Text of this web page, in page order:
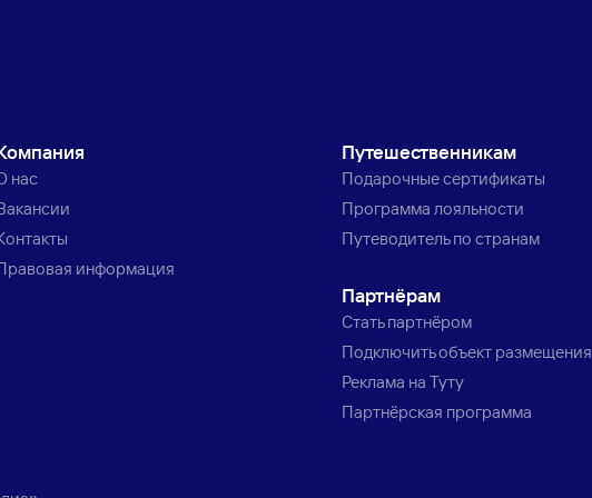
нас
информация
Путешественникам
Подарочные сертификаты
Программа лояльности
Путеводитель по странам
Партнёрам
Стать партнёром
Подключить объект размещения
Реклама на Туту
Партнёрская программа